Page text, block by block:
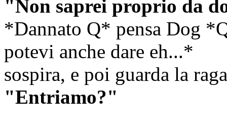
"Non saprei proprio da
*Dannato Q* pensa Dog
potevi anche dare eh...*
sospira, e poi guarda la
"Entriamo?"